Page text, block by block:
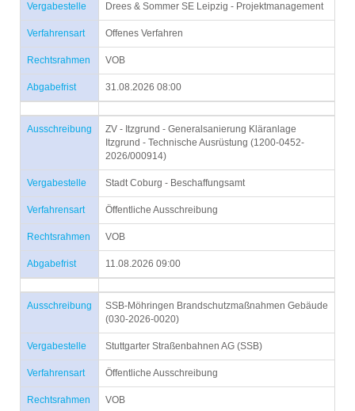
Vergabestelle Drees & Sommer SE Leipzig - Projektmanagement
Verfahrensart Offenes Verfahren
Rechtsrahmen VOB
Abgabefrist 31.08.2026 08:00
Ausschreibung
ZV - Itzgrund - Generalsanierung Kläranlage
Itzgrund - Technische Ausrüstung (1200-0452-
2026/000914)
Vergabestelle Stadt Coburg - Beschaffungsamt
Verfahrensart Öffentliche Ausschreibung
Rechtsrahmen VOB
Abgabefrist 11.08.2026 09:00
Ausschreibung
SSB-Möhringen Brandschutzmaßnahmen Gebäude
(030-2026-0020)
Vergabestelle Stuttgarter Straßenbahnen AG (SSB)
Verfahrensart Öffentliche Ausschreibung
Rechtsrahmen VOB